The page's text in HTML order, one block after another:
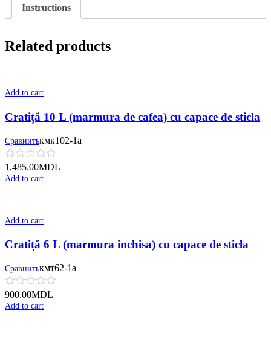
Instructions
Related products
Add to cart
Cratiță 10 L (marmura de cafea) cu сapace de sticla
Сравнитькмк102-1а
1,485.00MDL
Add to cart
Add to cart
Cratiță 6 L (marmura inchisa) cu сapace de sticla
Сравнитькмт62-1а
900.00MDL
Add to cart